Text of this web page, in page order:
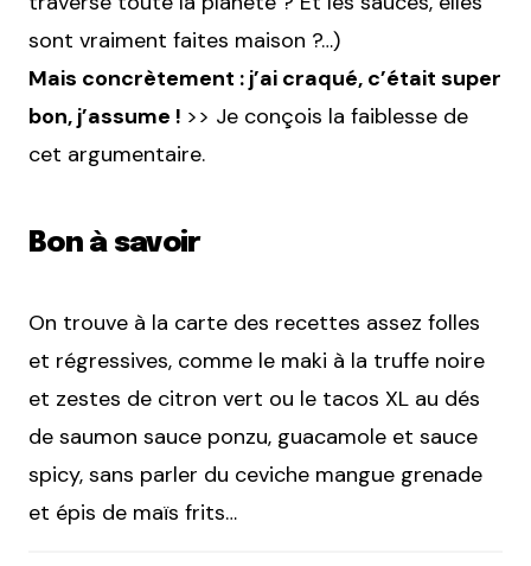
sont vraiment faites maison ?…)
Mais concrètement : j’ai craqué, c’était super
bon, j’assume ! >> Je conçois la faiblesse de
cet argumentaire.
Bon à savoir
On trouve à la carte des recettes assez folles
et régressives, comme le maki à la truffe noire
et zestes de citron vert ou le tacos XL au dés
de saumon sauce ponzu, guacamole et sauce
spicy, sans parler du ceviche mangue grenade
et épis de maïs frits…